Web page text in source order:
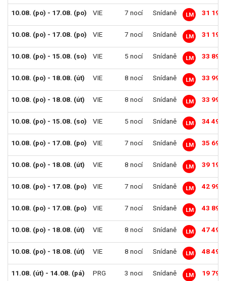
10.08. (po) - 17.08. (po) VIE 7 nocí Snídaně LM 31 190
10.08. (po) - 17.08. (po) VIE 7 nocí Snídaně LM 31 190
10.08. (po) - 15.08. (so) VIE 5 nocí Snídaně LM 33 890
10.08. (po) - 18.08. (út) VIE 8 nocí Snídaně LM 33 990
10.08. (po) - 18.08. (út) VIE 8 nocí Snídaně LM 33 990
10.08. (po) - 15.08. (so) VIE 5 nocí Snídaně LM 34 490
10.08. (po) - 17.08. (po) VIE 7 nocí Snídaně LM 35 690
10.08. (po) - 18.08. (út) VIE 8 nocí Snídaně LM 39 190
10.08. (po) - 17.08. (po) VIE 7 nocí Snídaně LM 42 990
10.08. (po) - 17.08. (po) VIE 7 nocí Snídaně LM 43 890
10.08. (po) - 18.08. (út) VIE 8 nocí Snídaně LM 47 490
10.08. (po) - 18.08. (út) VIE 8 nocí Snídaně LM 48 490
11.08. (út) - 14.08. (pá) PRG 3 noci Snídaně LM 19 790